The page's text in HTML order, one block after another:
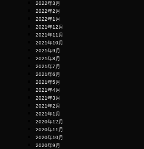
2022年3月
2022年2月
2022年1月
2021年12月
2021年11月
2021年10月
2021年9月
2021年8月
2021年7月
2021年6月
2021年5月
2021年4月
2021年3月
2021年2月
2021年1月
2020年12月
2020年11月
2020年10月
2020年9月